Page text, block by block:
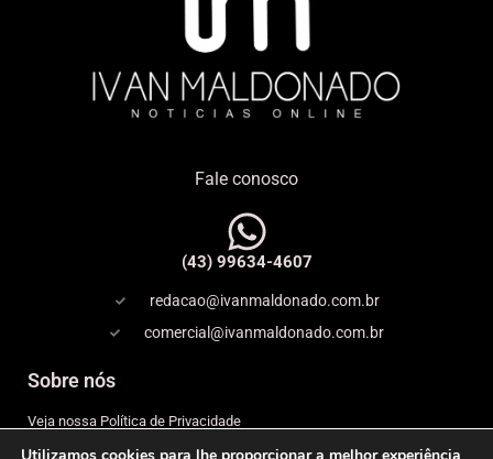
Fale conosco
(43) 99634-4607
redacao@ivanmaldonado.com.br
comercial@ivanmaldonado.com.br
Sobre nós
Veja nossa Política de Privacidade